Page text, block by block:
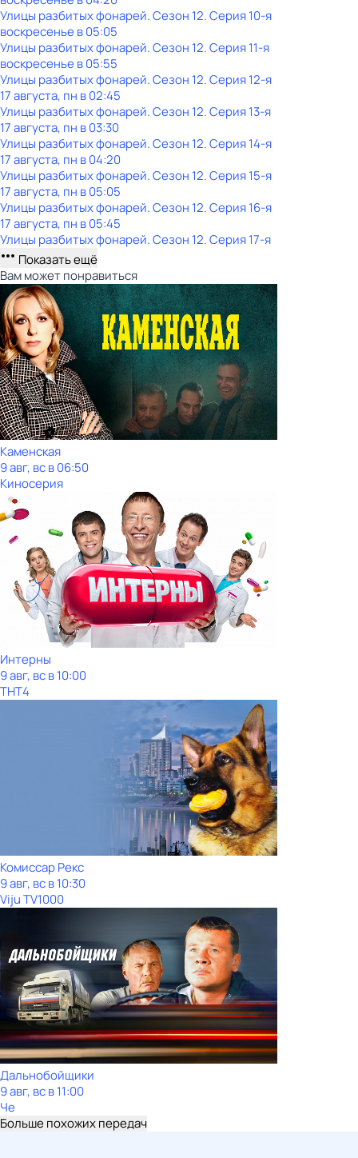
Улицы разбитых фонарей. Сезон 12. Серия 10-я
воскресенье в05:05
Улицы разбитых фонарей. Сезон 12. Серия 11-я
воскресенье в05:55
Улицы разбитых фонарей. Сезон 12. Серия 12-я
17 августа, пн в 02:45
Улицы разбитых фонарей. Сезон 12. Серия 13-я
17 августа, пн в 03:30
Улицы разбитых фонарей. Сезон 12. Серия 14-я
17 августа, пн в 04:20
Улицы разбитых фонарей. Сезон 12. Серия 15-я
17 августа, пн в 05:05
Улицы разбитых фонарей. Сезон 12. Серия 16-я
17 августа, пн в 05:45
Улицы разбитых фонарей. Сезон 12. Серия 17-я
Показать ещё
Вам может понравиться
Каменская
9 авг, вс в 06:50
Киносерия
Интерны
9 авг, вс в 10:00
ТНТ4
Комиссар Рекс
9 авг, вс в 10:30
Viju TV1000
Дальнобойщики
9 авг, вс в 11:00
Че
Больше похожих передач